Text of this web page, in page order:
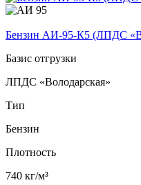
Бензин АИ-95-К5 (ЛПДС
Базис отгрузки
ЛПДС «Володарская»
Тип
Бензин
Плотность
740 кг/м³